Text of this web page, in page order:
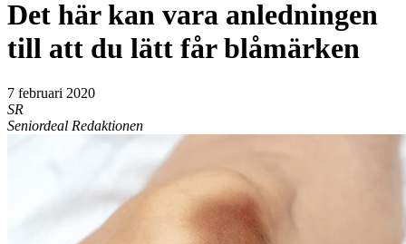
Det här kan vara anledningen
till att du lätt får blåmärken
7 februari 2020
SR
Seniordeal Redaktionen